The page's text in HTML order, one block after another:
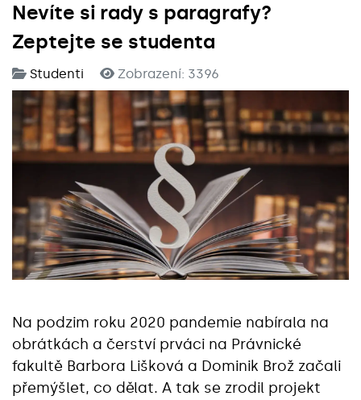
Nevíte si rady s paragrafy?
Zeptejte se studenta
Studenti Zobrazení: 3396
Na podzim roku 2020 pandemie nabírala na
obrátkách a čerství prváci na Právnické
fakultě Barbora Lišková a Dominik Brož začali
přemýšlet, co dělat. A tak se zrodil projekt